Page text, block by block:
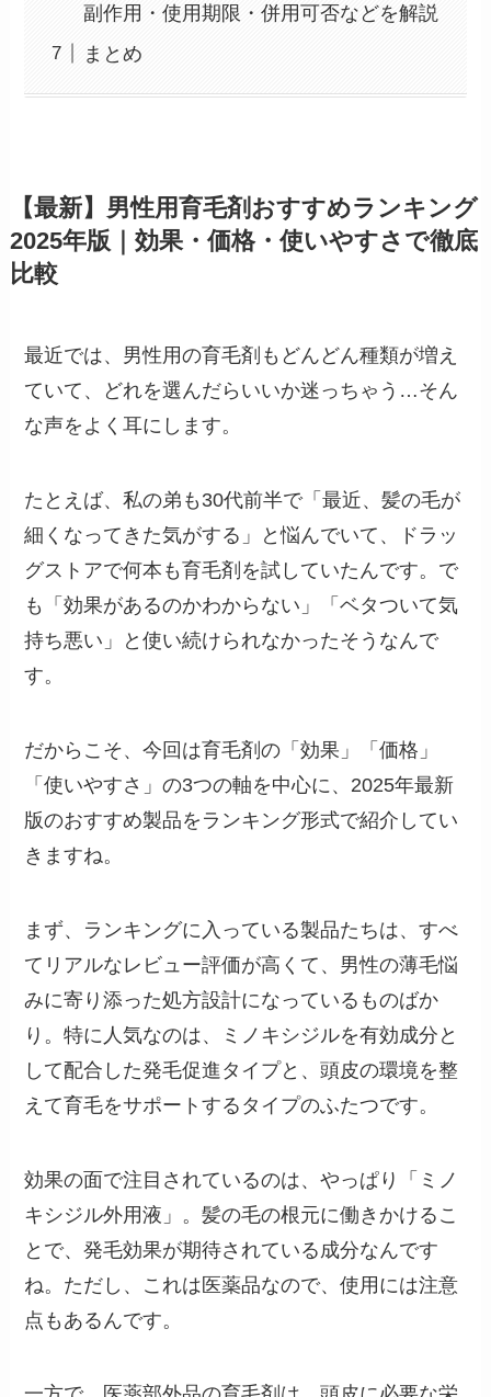
副作用・使用期限・併用可否などを解説
まとめ
【最新】男性用育毛剤おすすめランキング
2025年版｜効果・価格・使いやすさで徹底
比較
最近では、男性用の育毛剤もどんどん種類が増え
ていて、どれを選んだらいいか迷っちゃう…そん
な声をよく耳にします。
たとえば、私の弟も30代前半で「最近、髪の毛が
細くなってきた気がする」と悩んでいて、ドラッ
グストアで何本も育毛剤を試していたんです。で
も「効果があるのかわからない」「ベタついて気
持ち悪い」と使い続けられなかったそうなんで
す。
だからこそ、今回は育毛剤の「効果」「価格」
「使いやすさ」の3つの軸を中心に、2025年最新
版のおすすめ製品をランキング形式で紹介してい
きますね。
まず、ランキングに入っている製品たちは、すべ
てリアルなレビュー評価が高くて、男性の薄毛悩
みに寄り添った処方設計になっているものばか
り。特に人気なのは、ミノキシジルを有効成分と
して配合した発毛促進タイプと、頭皮の環境を整
えて育毛をサポートするタイプのふたつです。
効果の面で注目されているのは、やっぱり「ミノ
キシジル外用液」。髪の毛の根元に働きかけるこ
とで、発毛効果が期待されている成分なんです
ね。ただし、これは医薬品なので、使用には注意
点もあるんです。